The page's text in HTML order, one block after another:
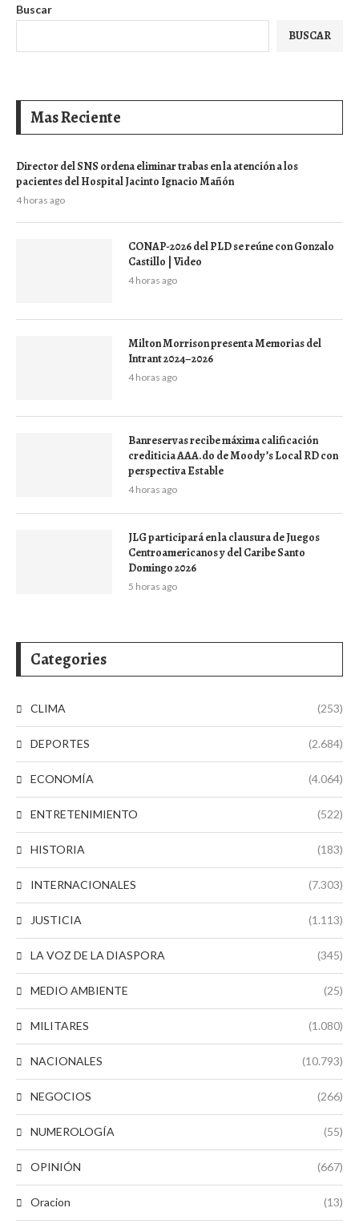
Buscar
BUSCAR
Mas Reciente
Director del SNS ordena eliminar trabas en la atención a los
pacientes del Hospital Jacinto Ignacio Mañón
4 horas ago
CONAP-2026 del PLD se reúne con Gonzalo
Castillo | Video
4 horas ago
Milton Morrison presenta Memorias del
Intrant 2024–2026
4 horas ago
Banreservas recibe máxima calificación
crediticia AAA.do de Moody’s Local RD con
perspectiva Estable
4 horas ago
JLG participará en la clausura de Juegos
Centroamericanos y del Caribe Santo
Domingo 2026
5 horas ago
Categories
CLIMA (253)
DEPORTES (2.684)
ECONOMÍA (4.064)
ENTRETENIMIENTO (522)
HISTORIA (183)
INTERNACIONALES (7.303)
JUSTICIA (1.113)
LA VOZ DE LA DIASPORA (345)
MEDIO AMBIENTE (25)
MILITARES (1.080)
NACIONALES (10.793)
NEGOCIOS (266)
NUMEROLOGÍA (55)
OPINIÓN (667)
Oracion (13)